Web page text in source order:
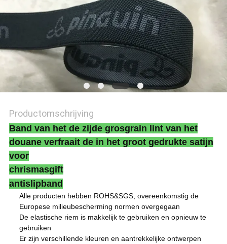
Productomschrijving
Band van het de zijde grosgrain lint van het
douane verfraait de in het groot gedrukte satijn
voor
chrismasgift
antislipband
Alle producten hebben ROHS&SGS, overeenkomstig de
Europese milieubescherming normen overgegaan
De elastische riem is makkelijk te gebruiken en opnieuw te
gebruiken
Er zijn verschillende kleuren en aantrekkelijke ontwerpen